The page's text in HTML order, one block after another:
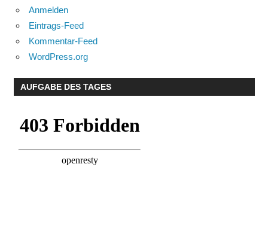
Anmelden
Eintrags-Feed
Kommentar-Feed
WordPress.org
AUFGABE DES TAGES